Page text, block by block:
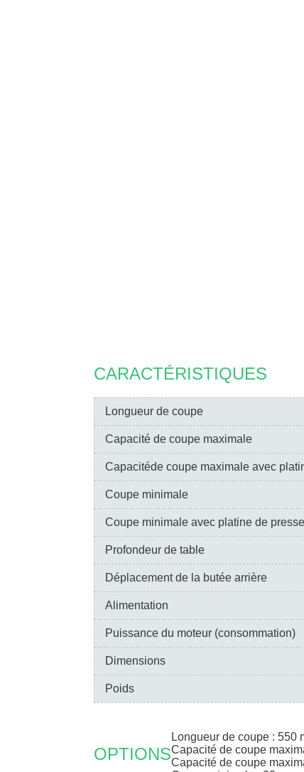
CARACTÉRISTIQUES
Longueur de coupe
Capacité de coupe maximale
Capacitéde coupe maximale avec
Coupe minimale
Coupe minimale avec platine de presse
Profondeur de table
Déplacement de la butée arrière
Alimentation
Puissance du moteur (consommation)
Dimensions
Poids
OPTIONS
Longueur de coupe : 550
Capacité de coupe
Capacité de coupe